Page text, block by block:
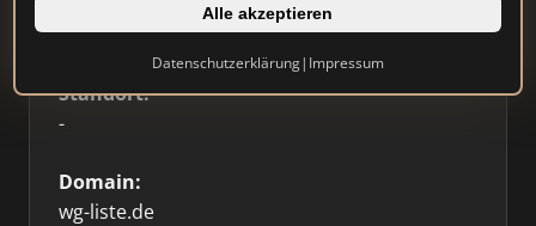
Alle akzeptieren
Datenschutzerklärung| Impressum
Immobilienplattform
Standort:
-
Domain:
wg-liste.de